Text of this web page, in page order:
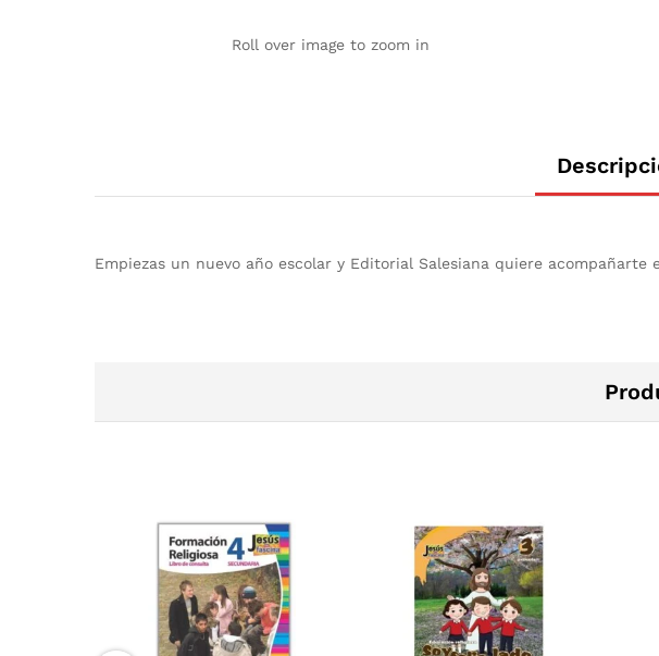
Roll over image to zoom in
Empiezas un nuevo año escolar y Editorial Salesiana quiere